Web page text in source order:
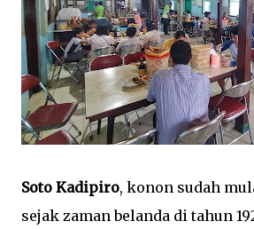
Soto Kadipiro, konon sudah
sejak zaman belanda di tahun